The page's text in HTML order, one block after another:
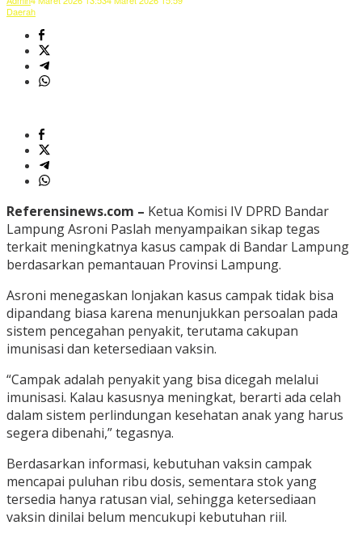
Daerah
Referensinews.com – Ketua Komisi IV DPRD Bandar
Lampung Asroni Paslah menyampaikan sikap tegas
terkait meningkatnya kasus campak di Bandar Lampung
berdasarkan pemantauan Provinsi Lampung.
Asroni menegaskan lonjakan kasus campak tidak bisa
dipandang biasa karena menunjukkan persoalan pada
sistem pencegahan penyakit, terutama cakupan
imunisasi dan ketersediaan vaksin.
“Campak adalah penyakit yang bisa dicegah melalui
imunisasi. Kalau kasusnya meningkat, berarti ada celah
dalam sistem perlindungan kesehatan anak yang harus
segera dibenahi,” tegasnya.
Berdasarkan informasi, kebutuhan vaksin campak
mencapai puluhan ribu dosis, sementara stok yang
tersedia hanya ratusan vial, sehingga ketersediaan
vaksin dinilai belum mencukupi kebutuhan riil.